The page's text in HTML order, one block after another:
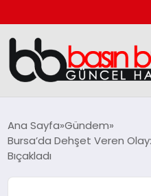
GÜNCEL
Ana Sayfa Gündem
Bursa’da Dehşet Veren
Bıçakladı